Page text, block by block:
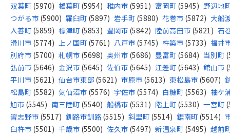
双葉町 (5970) 楢葉町 (5954) 稚内市 (5951) 富岡町 (5945) 野辺地
つがる市 (5900) 羅臼町 (5897) 岩手町 (5880) 花巻市 (5872) 大船
入善町 (5859) 標津町 (5853) 豊岡市 (5842) 陸前高田市 (5821) 石
滑川市 (5774) 上ノ国町 (5761) 八戸市 (5745) 杵築市 (5733) 福井
別府市 (5700) 札幌市 (5698) 奥州市 (5686) 豊富町 (5684) 当別町
弘前市 (5646) 金沢市 (5645) 佐伯市 (5645) 江差町 (5643) 館山市
平川市 (5621) 仙台市東部 (5621) 市原市 (5613) 東松島市 (5607)
松島町 (5582) 気仙沼市 (5576) 宇佐市 (5574) 白糠町 (5563) 袖ケ
旭市 (5545) 南三陸町 (5540) 船橋市 (5531) 階上町 (5530) 一宮町
習志野市 (5517) 釧路市釧路 (5515) 斜里町 (5514) 鋸南町 (5514)
臼杵市 (5501) 千歳市 (5500) 佐久市 (5497) 新温泉町 (5495) 越前